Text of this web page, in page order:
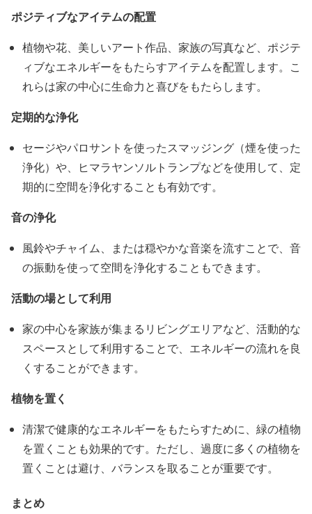
ポジティブなアイテムの配置
植物や花、美しいアート作品、家族の写真など、ポジテ
ィブなエネルギーをもたらすアイテムを配置します。こ
れらは家の中心に生命力と喜びをもたらします。
定期的な浄化
セージやパロサントを使ったスマッジング（煙を使った
浄化）や、ヒマラヤンソルトランプなどを使用して、定
期的に空間を浄化することも有効です。
音の浄化
風鈴やチャイム、または穏やかな音楽を流すことで、音
の振動を使って空間を浄化することもできます。
活動の場として利用
家の中心を家族が集まるリビングエリアなど、活動的な
スペースとして利用することで、エネルギーの流れを良
くすることができます。
植物を置く
清潔で健康的なエネルギーをもたらすために、緑の植物
を置くことも効果的です。ただし、過度に多くの植物を
置くことは避け、バランスを取ることが重要です。
まとめ